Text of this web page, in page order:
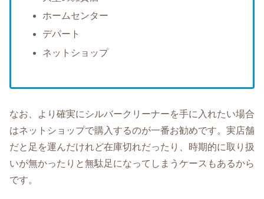
ホームセンター
デパート
ネットショップ
なお、より確実にシルバークリーナーを手に入れたい場合
はネットショップで購入するのが一番お勧めです。実店舗
だと足を運んだけれど在庫切れだったり、時期的に取り扱
いが無かったりと無駄足になってしまうケースもあるから
です。